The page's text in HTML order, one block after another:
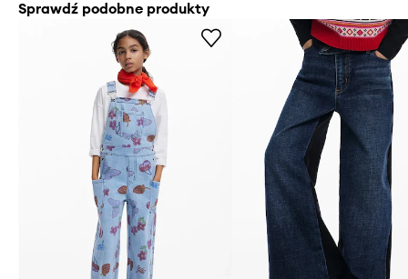
Sprawdź podobne produkty